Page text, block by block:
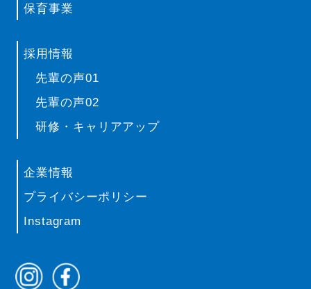
保育事業
採用情報
先輩の声01
先輩の声02
研修・キャリアアップ
企業情報
プライバシーポリシー
Instagram